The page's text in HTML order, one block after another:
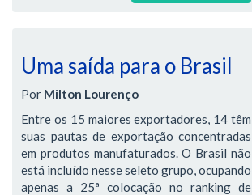
Uma saída para o Brasil
Por Milton Lourenço
Entre os 15 maiores exportadores, 14 têm
suas pautas de exportação concentradas
em produtos manufaturados. O Brasil não
está incluído nesse seleto grupo, ocupando
apenas a 25ª colocação no ranking de